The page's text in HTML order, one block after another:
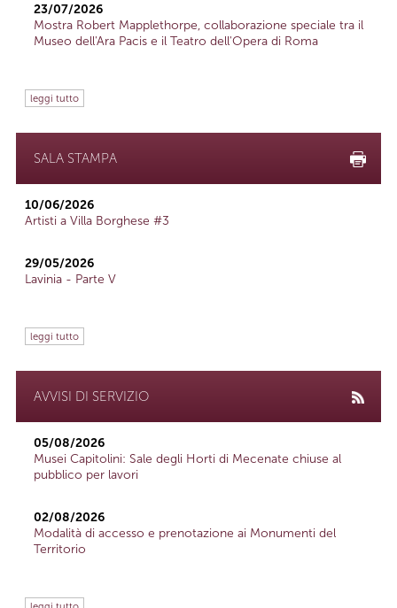
23/07/2026
Mostra Robert Mapplethorpe, collaborazione speciale tra il
Museo dell'Ara Pacis e il Teatro dell'Opera di Roma
leggi tutto
SALA STAMPA
10/06/2026
Artisti a Villa Borghese #3
29/05/2026
Lavinia - Parte V
leggi tutto
AVVISI DI SERVIZIO
05/08/2026
Musei Capitolini: Sale degli Horti di Mecenate chiuse al
pubblico per lavori
02/08/2026
Modalità di accesso e prenotazione ai Monumenti del
Territorio